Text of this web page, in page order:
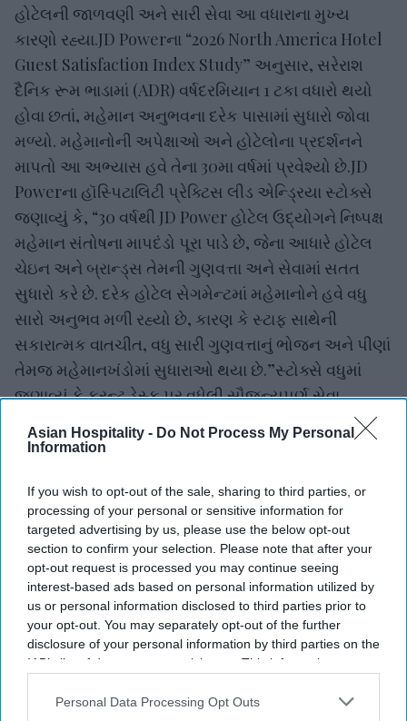
Asian Hospitality - Do Not Process My Personal
Information
If you wish to opt-out of the sale, sharing to third parties, or
processing of your personal or sensitive information for
targeted advertising by us, please use the below opt-out
section to confirm your selection. Please note that after your
opt-out request is processed you may continue seeing
interest-based ads based on personal information utilized by
us or personal information disclosed to third parties prior to
your opt-out. You may separately opt-out of the further
disclosure of your personal information by third parties on the
IAB’s list of downstream participants. This information may
Downstream Participantsthat may further disclose it to other
Personal Data Processing Opt Outs
હોટેલની જાળવણી અને સારી સેવા આ વધારાના મુખ્ય
કારણો રહ્યા.JD Powerના “2026 North America Hotel
Guest Satisfaction Index Study” અનુસાર, સરેરાશ
દૈનિક રૂમ ભાડામાં (ADR) વર્ષદરમિયાન 1 ટકા વધારો થયો
હોવા છતાં, મહેમાન અનુભવના દરેક પાસામાં સુધારો જોવા
મળ્યો. મહેમાનોની અપેક્ષાઓ અને હોટેલોના પ્રદર્શનને
માપતો આ અભ્યાસ હવે તેના 30મા વર્ષમાં પ્રવેશ્યો છે.JD
Powerના હૉસ્પિટાલિટી પ્રેક્ટિસ લીડ એન્ડ્રિયા સ્ટોક્સે
જણાવ્યું કે, “30 વર્ષથી JD Power હોટેલ ઉદ્યોગને નિષ્પક્ષ
મહેમાન સંતોષના માપદંડો પૂરા પાડે છે, જેના આધારે હોટેલ
ચેઇન અને બ્રાન્ડ્સ તેમની ગુણવત્તા અને સેવામાં સતત
સુધારો કરે છે. દરેક હોટેલ સેગમેન્ટમાં મહેમાનોને હવે વધુ
સારો અનુભવ મળી રહ્યો છે, કારણ કે સ્ટાફ સાથેની
સકારાત્મક વાતચીત, વધુ સારી ગુણવત્તાનું ભોજન અને પીણાં
તેમજ મહેમાનખંડોમાં સુધારાઓ થયા છે.”સ્ટોક્સે વધુમાં
જણાવ્યું કે ફ્રન્ટ ડેસ્ક પર વધેલી સૌજન્યપૂર્ણ સેવા,
મહેમાનોની વિનંતીઓ પર વધુ ઝડપી પ્રતિસાદ અને સ્વિમિંગ
પૂલ તથા ફિટનેસ સેન્ટર જેવી સુવિધાઓની સારી જાળવણી
કૃત્રિમ બુદ્ધિ (AI) આધારિત સાધનોએ પણ તેમાં મહત્વપૂર્ણ
ભૂમિકા ભજવી છે.અભ્યાસ મુજબ, કુલ મહેમાન સંતોષ 13
પોઇન્ટ વધીને 1,000માંથી 665 થયો છે. ચૂકવેલી કિંમતની
સામે મળતા મૂલ્યમાં સૌથી મોટો વધારો (18 પોઇન્ટ) નોંધાયો,
જ્યારે ખાદ્ય અને પીણાં તથા હોટેલની સુવિધાઓ બંનેમાં 14
પોઇન્ટનો વધારો નોંધાયો.અભ્યાસમાં એ પણ જાણવા મળ્યું
કે સ્ટ્રીમિંગ સુવિધાવાળા સ્માર્ટ ટીવી હવે મહેમાનોની
સામાન્ય અપેક્ષા બની રહ્યા છે. આવી સુવિધા ધરાવતી
હોટેલોની સંખ્યા વધીને 74 ટકા થઈ છે, જ્યારે તેનો ઉપયોગ